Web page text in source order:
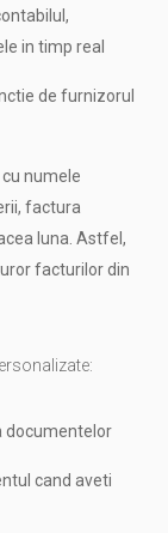
in timp real
de furnizorul
numele
factura
luna. Astfel,
facturilor din
documentelor
cand aveti